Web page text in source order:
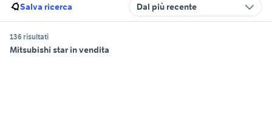
Salva ricerca Dal più recente
136 risultati
Mitsubishi star in vendita